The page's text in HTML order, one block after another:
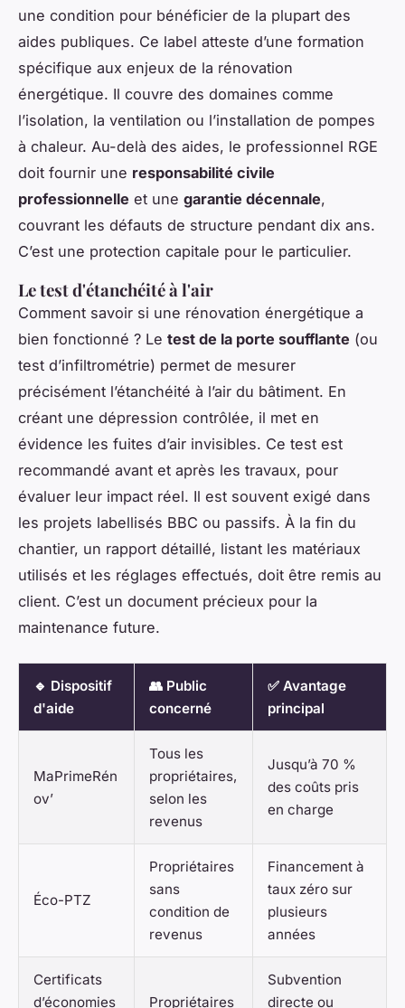
une condition pour bénéficier de la plupart des
aides publiques. Ce label atteste d’une formation
spécifique aux enjeux de la rénovation
énergétique. Il couvre des domaines comme
l’isolation, la ventilation ou l’installation de pompes
à chaleur. Au-delà des aides, le professionnel RGE
doit fournir une responsabilité civile
professionnelle et une garantie décennale,
couvrant les défauts de structure pendant dix ans.
C’est une protection capitale pour le particulier.
Le test d'étanchéité à l'air
Comment savoir si une rénovation énergétique a
bien fonctionné ? Le test de la porte soufflante (ou
test d’infiltrométrie) permet de mesurer
précisément l’étanchéité à l’air du bâtiment. En
créant une dépression contrôlée, il met en
évidence les fuites d’air invisibles. Ce test est
recommandé avant et après les travaux, pour
évaluer leur impact réel. Il est souvent exigé dans
les projets labellisés BBC ou passifs. À la fin du
chantier, un rapport détaillé, listant les matériaux
utilisés et les réglages effectués, doit être remis au
client. C’est un document précieux pour la
maintenance future.
🔹 Dispositif
d'aide
👥 Public
concerné
✅ Avantage
principal
MaPrimeRén
ov’
Tous les
propriétaires,
selon les
revenus
Jusqu’à 70 %
des coûts pris
en charge
Éco-PTZ
Propriétaires
sans
condition de
revenus
Financement à
taux zéro sur
plusieurs
années
Certificats
d’économies
Propriétaires
Subvention
directe ou